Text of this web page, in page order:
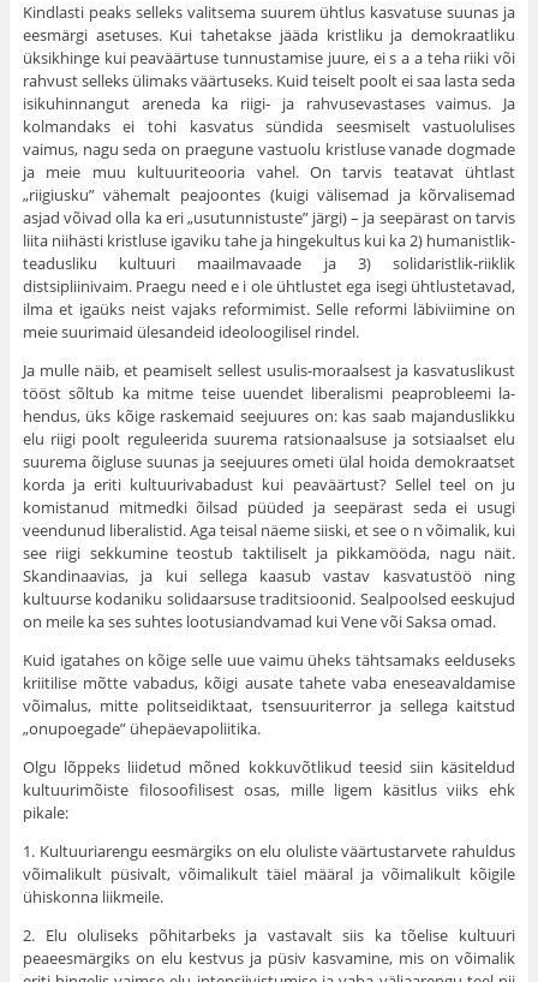
Kindlasti peaks selleks valitsema suurem ühtlus kasvatuse suunas ja
eesmärgi asetuses. Kui tahetakse jääda kristliku ja demokraatliku
üksikhinge kui peaväärtuse tunnustamise juure, ei s a a teha riiki või
rah­vust selleks ülimaks väärtuseks. Kuid teiselt poolt ei saa lasta seda
isikuhinnangut areneda ka riigi- ja rahvusevastases vaimus. Ja
kolmandaks ei tohi kasvatus sündida seesmiselt vastuolulises
vaimus, nagu seda on prae­gune vastuolu kristluse vanade dogmade
ja meie muu kultuuriteooria vahel. On tarvis teatavat ühtlast
„riigiusku” vähemalt peajoontes (kuigi välisemad ja kõrvalisemad
asjad võivad olla ka eri „usutun­nistuste” järgi) – ja seepärast on tarvis
liita niihästi kristluse igaviku tahe ja hingekultus kui ka 2) humanistlik-
teadusliku kultuuri maailma­vaade ja 3) solidaristlik-riiklik
distsipliinivaim. Praegu need e i ole ühtlustet ega isegi ühtlustetavad,
ilma et igaüks neist vajaks reformi­mist. Selle reformi läbiviimine on
meie suurimaid ülesandeid ideoloo­gilisel rindel.
Ja mulle näib, et peamiselt sellest usulis-moraalsest ja kasvatus­likust
tööst sõltub ka mitme teise uuendet liberalismi peaprobleemi la­
hendus, üks kõige raskemaid seejuures on: kas saab majanduslikku
elu riigi poolt reguleerida suurema ratsionaalsuse ja sotsiaalset elu
suurema õigluse suunas ja seejuures ometi ülal hoida demokraatset
korda ja eriti kultuurivabadust kui peaväärtust? Sellel teel on ju
komistanud mitmedki õilsad püüded ja seepärast seda ei usugi
veendunud liberalistid. Aga teisal näeme siiski, et see ο n võimalik, kui
see riigi sekkumine teostub taktiliselt ja pikkamööda, nagu näit.
Skan­dinaavias, ja kui sellega kaasub vastav kasvatustöö ning
kultuurse kodaniku solidaarsuse traditsioonid. Sealpoolsed eeskujud
on meile ka ses suhtes lootusiandvamad kui Vene või Saksa omad.
Kuid igatahes on kõige selle uue vaimu üheks tähtsamaks eeldu­seks
kriitilise mõtte vabadus, kõigi ausate tahete vaba enese­avaldamise
võimalus, mitte politseidiktaat, tsensuuriterror ja sellega kaits­tud
„onupoegade” ühepäevapoliitika.
Olgu lõppeks liidetud mõned kokkuvõtlikud teesid siin käsiteldud
kultuurimõiste filosoofilisest osas, mille ligem käsitlus viiks ehk
pikale:
1. Kultuuriarengu eesmärgiks on elu oluliste väärtustarvete rahuldus
võimali­kult püsivalt, võimalikult täiel määral ja võimalikult kõigile
ühiskonna liikmeile.
2. Elu oluliseks põhitarbeks ja vastavalt siis ka tõelise kultuuri
peaeesmärgiks on elu kestvus ja püsiv kasvamine, mis on võimalik